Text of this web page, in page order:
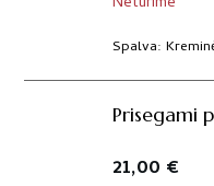
Spalva
Prisegami
21,00 €